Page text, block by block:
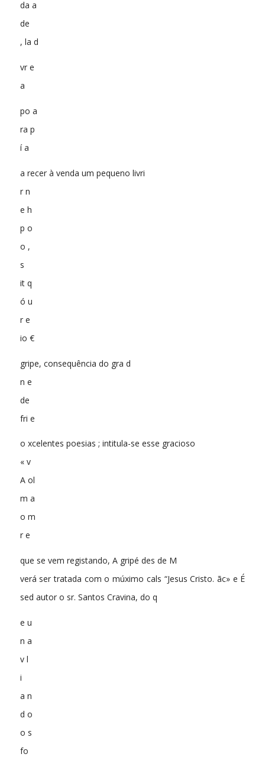
da a
de
, la d
vr e
a
po a
ra p
í a
a recer à venda um pequeno livri
r n
e h
p o
o ,
s
it q
ó u
r e
io €
gripe, consequência do gra d
n e
de
fri e
o xcelentes poesias ; intitula-se esse gracioso
« v
A ol
m a
o m
r e
que se vem registando, A gripé des de M
verá ser tratada com o múximo cals “Jesus Cristo. ãc» e É
sed autor o sr. Santos Cravina, do q
e u
n a
v l
i
a n
d o
o s
fo